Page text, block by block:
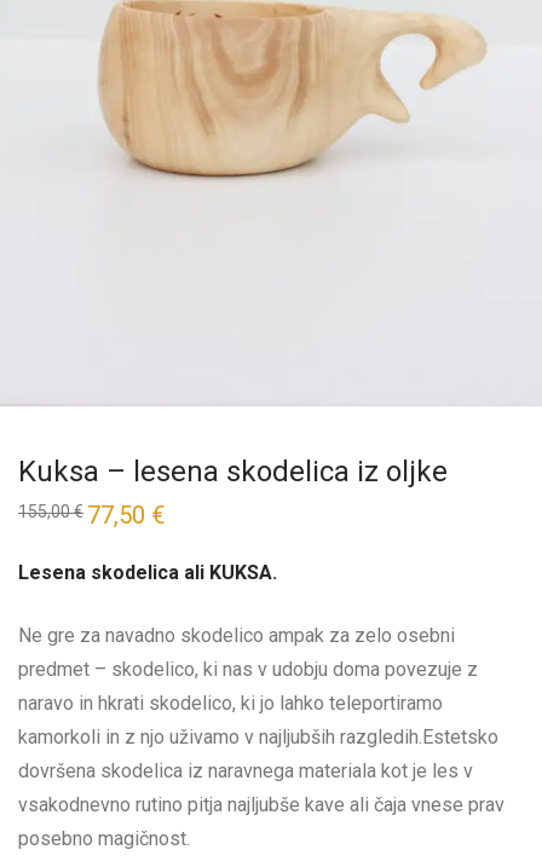
Kuksa – lesena skodelica iz oljke
155,00€ 77,50 €
Lesena skodelica ali KUKSA.
Ne gre za navadno skodelico ampak za zelo osebni
predmet – skodelico, ki nas v udobju doma povezuje z
naravo in hkrati skodelico, ki jo lahko teleportiramo
kamorkoli in z njo uživamo v najljubših razgledih.Estetsko
dovršena skodelica iz naravnega materiala kot je les v
vsakodnevno rutino pitja najljubše kave ali čaja vnese prav
posebno magičnost.